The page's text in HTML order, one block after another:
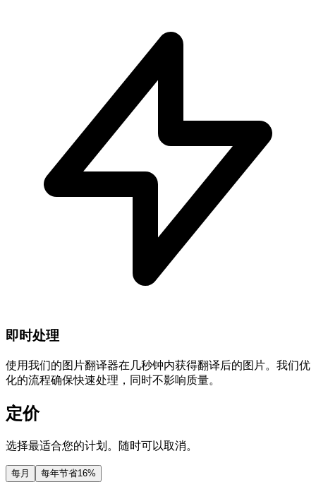
即时处理
使用我们的图片翻译器在几秒钟内获得翻译后的图片。我们优
化的流程确保快速处理，同时不影响质量。
定价
选择最适合您的计划。随时可以取消。
每月 每年节省16%